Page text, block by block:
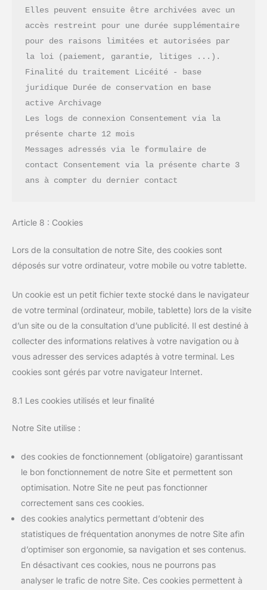
Elles peuvent ensuite être archivées avec un
accès restreint pour une durée supplémentaire
pour des raisons limitées et autorisées par
la loi (paiement, garantie, litiges ...).
Finalité du traitement Licéité - base
juridique Durée de conservation en base
active Archivage
Les logs de connexion Consentement via la
présente charte 12 mois
Messages adressés via le formulaire de
contact Consentement via la présente charte 3
ans à compter du dernier contact
Article 8 : Cookies
Lors de la consultation de notre Site, des cookies sont
déposés sur votre ordinateur, votre mobile ou votre tablette.
Un cookie est un petit fichier texte stocké dans le navigateur
de votre terminal (ordinateur, mobile, tablette) lors de la visite
d’un site ou de la consultation d’une publicité. Il est destiné à
collecter des informations relatives à votre navigation ou à
vous adresser des services adaptés à votre terminal. Les
cookies sont gérés par votre navigateur Internet.
8.1 Les cookies utilisés et leur finalité
Notre Site utilise :
des cookies de fonctionnement (obligatoire) garantissant
le bon fonctionnement de notre Site et permettent son
optimisation. Notre Site ne peut pas fonctionner
correctement sans ces cookies.
des cookies analytics permettant d’obtenir des
statistiques de fréquentation anonymes de notre Site afin
d’optimiser son ergonomie, sa navigation et ses contenus.
En désactivant ces cookies, nous ne pourrons pas
analyser le trafic de notre Site. Ces cookies permettent à